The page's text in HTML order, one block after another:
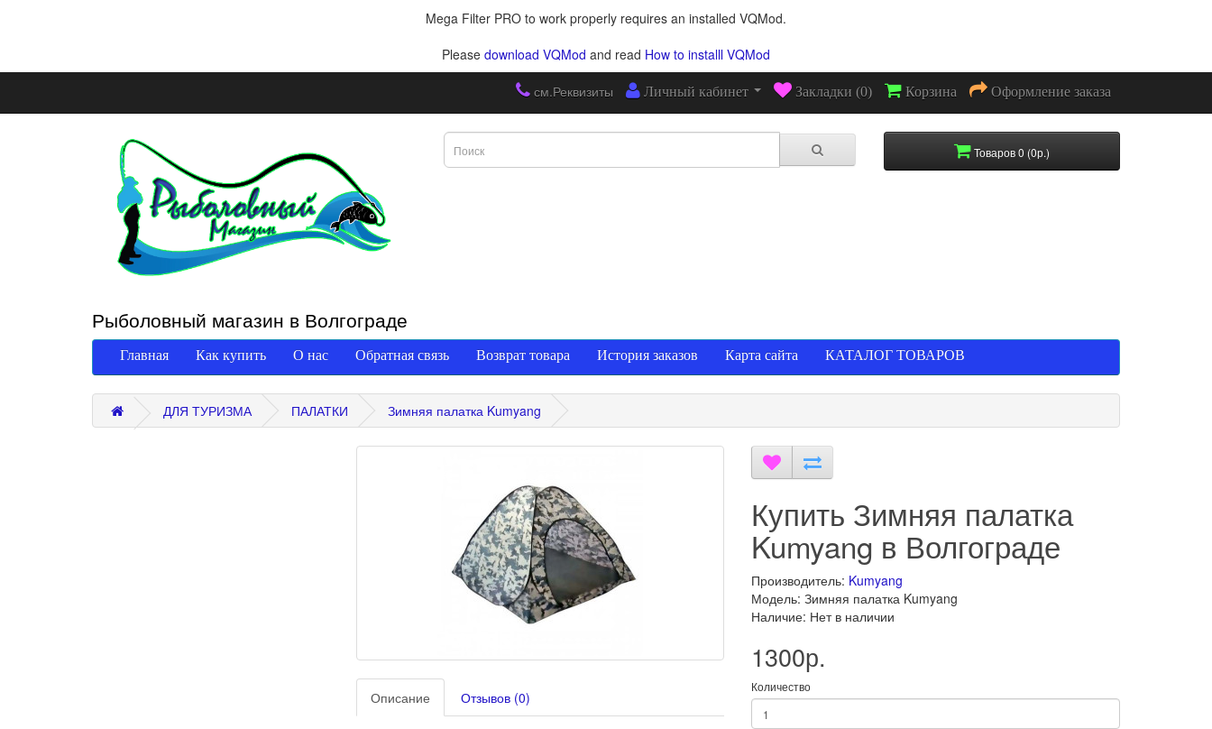
Mega Filter PRO to work properly requires an installed VQMod.
Please download VQMod and read How to installl VQMod
см.Реквизиты Личный кабинет Закладки (0) Корзина Оформление заказа
Товаров 0 (0р.)
Рыболовный магазин в Волгограде
Главная Как купить О нас Обратная связь Возврат товара История заказов Карта сайта КАТАЛОГ ТОВАРОВ
ДЛЯ ТУРИЗМА ПАЛАТКИ Зимняя палатка Kumyang
Описание Отзывов (0)
Купить Зимняя палатка
Kumyang в Волгограде
Производитель: Kumyang
Модель: Зимняя палатка Kumyang
Наличие: Нет в наличии
1300р.
Количество